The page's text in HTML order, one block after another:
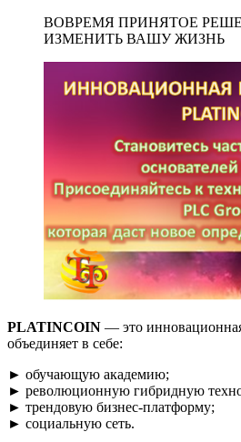
ВОВРЕМЯ ПРИНЯТОЕ
ИЗМЕНИТЬ ВАШУ ЖИЗНЬ
PLATINCOIN — это
объединяет в себе:
► обучающую академию;
► революционную гибридную
► трендовую бизнес-платформу;
► социальную сеть.